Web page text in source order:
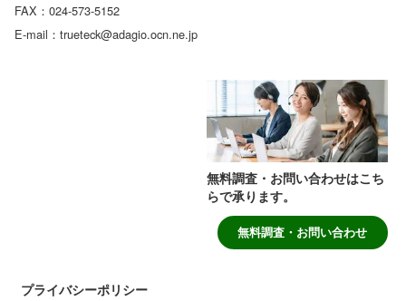
FAX：024-573-5152
E-mail：trueteck@adagio.ocn.ne.jp
無料調査・お問い合わせはこち
らで承ります。
無料調査・お問い合わせ
プライバシーポリシー